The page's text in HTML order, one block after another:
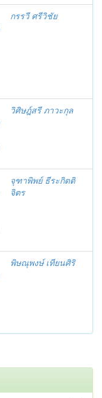
กรรวี ศรีวิชัย
วิศิษฎ์สรี ภาวะกุล
จุฑาพิพย์ ธีระกิตติ
จิตร
พิษณุพงษ์ เทียนศิริ